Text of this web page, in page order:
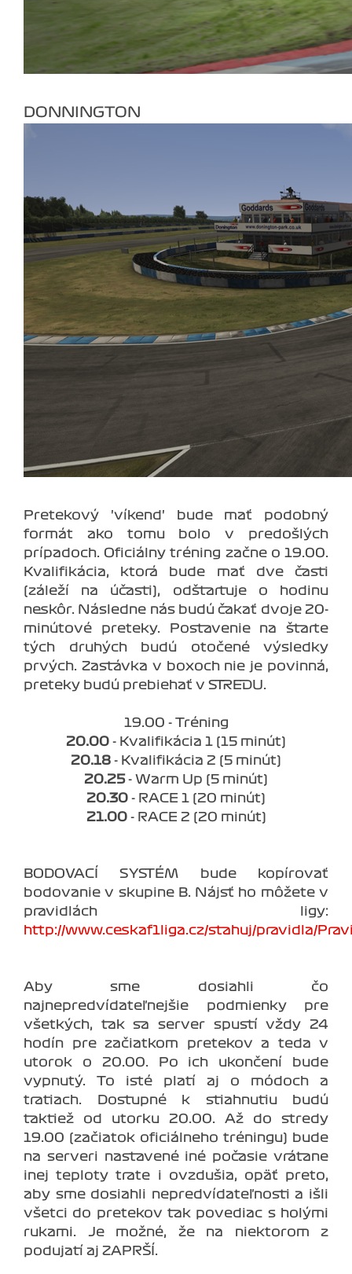
DONNINGTON
Pretekový 'víkend' bude mať podobný
formát ako tomu bolo v predošlých
prípadoch. Oficiálny tréning začne o 19.00.
Kvalifikácia, ktorá bude mať dve časti
(záleží na účasti), odštartuje o hodinu
neskôr. Následne nás budú čakať dvoje 20-
minútové preteky. Postavenie na štarte
tých druhých budú otočené výsledky
prvých. Zastávka v boxoch nie je povinná,
preteky budú prebiehať v STREDU.
19.00 - Tréning
20.00 - Kvalifikácia 1 (15 minút)
20.18 - Kvalifikácia 2 (5 minút)
20.25- Warm Up (5 minút)
20.30 - RACE 1 (20 minút)
21.00- RACE 2 (20 minút)
BODOVACÍ SYSTÉM bude kopírovať
bodovanie v skupine B. Nájsť ho môžete v
pravidlách ligy:
http://www.ceskaf1liga.cz/stahuj/pravidla/
Aby sme dosiahli čo
najnepredvídateľnejšie podmienky pre
všetkých, tak sa server spustí vždy 24
hodín pre začiatkom pretekov a teda v
utorok o 20.00. Po ich ukončení bude
vypnutý. To isté platí aj o módoch a
tratiach. Dostupné k stiahnutiu budú
taktiež od utorku 20.00. Až do stredy
19.00 (začiatok oficiálneho tréningu) bude
na serveri nastavené iné počasie vrátane
inej teploty trate i ovzdušia, opäť preto,
aby sme dosiahli nepredvídateľnosti a išli
všetci do pretekov tak povediac s holými
rukami. Je možné, že na niektorom z
podujatí aj ZAPRŠÍ.